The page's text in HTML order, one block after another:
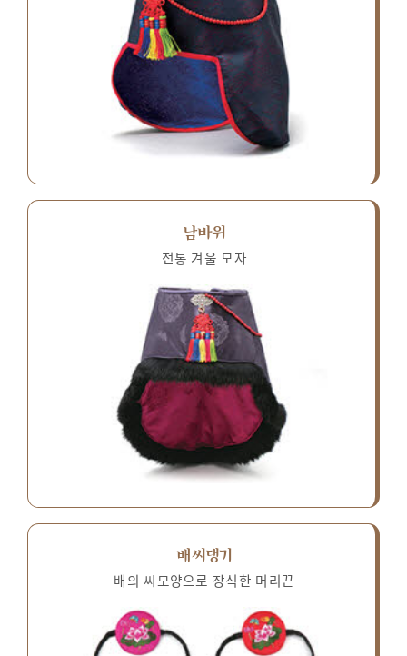
남바위
전통 겨울 모자
배씨댕기
배의 씨모양으로 장식한 머리끈